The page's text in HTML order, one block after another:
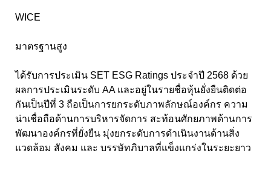
WICE
มาตรฐานสูง
ได้รับการประเมิน SET ESG Ratings ประจำปี 2568 ด้วย
ผลการประเมินระดับ AA และอยู่ในรายชื่อหุ้นยั่งยืนติดต่อ
กันเป็นปีที่ 3 ถือเป็นการยกระดับภาพลักษณ์องค์กร ความ
น่าเชื่อถือด้านการบริหารจัดการ สะท้อนศักยภาพด้านการ
พัฒนาองค์กรที่ยั่งยืน มุ่งยกระดับการดำเนินงานด้านสิ่ง
แวดล้อม สังคม และ บรรษัทภิบาลที่แข็งแกร่งในระยะยาว